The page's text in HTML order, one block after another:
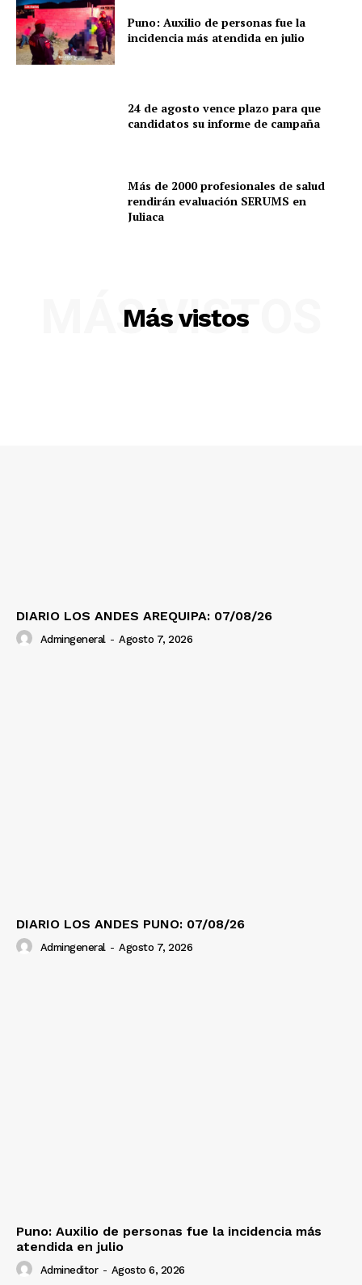
Puno: Auxilio de personas fue la
incidencia más atendida en julio
24 de agosto vence plazo para que
candidatos su informe de campaña
Más de 2000 profesionales de salud
rendirán evaluación SERUMS en
Juliaca
Más vistos
MÁS VISTOS
DIARIO LOS ANDES AREQUIPA: 07/08/26
Admingeneral - Agosto 7, 2026
DIARIO LOS ANDES PUNO: 07/08/26
Admingeneral - Agosto 7, 2026
Puno: Auxilio de personas fue la incidencia más
atendida en julio
Admineditor - Agosto 6, 2026